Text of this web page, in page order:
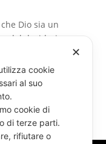
Dio sia un
del desiderio
nulla,
universo, che
✕
cookie
al suo
cookie di
di terze parti.
rifiutare o